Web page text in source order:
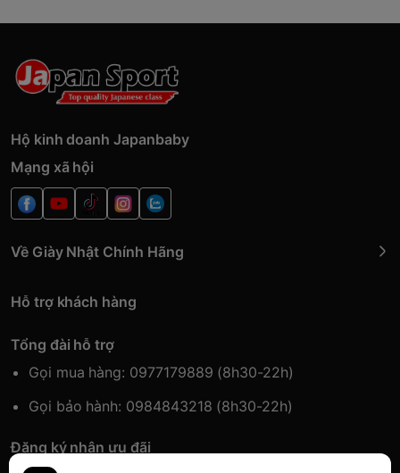
Hộ kinh doanh Japanbaby
Mạng xã hội
Về Giày Nhật Chính Hãng
Hỗ trợ khách hàng
Tổng đài hỗ trợ
Gọi mua hàng: 0977179889 (8h30-22h)
Gọi bảo hành: 0984843218 (8h30-22h)
Đăng ký nhận ưu đãi
Đăng kí để nhận thông tin ưu đãi sớm nhất.